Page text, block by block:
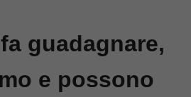
guadagnare,
e possono